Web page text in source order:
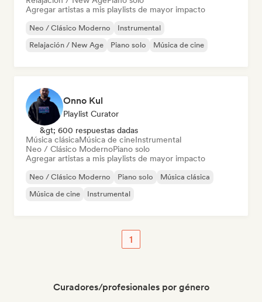
Agregar artistas a mis playlists de mayor impacto
Neo / Clásico Moderno
Instrumental
Relajación / New Age
Piano solo Música de cine
Onno Kul
Playlist Curator
&gt; 600 respuestas dadas
Música clásicaMúsica de cineInstrumental
Neo / Clásico ModernoPiano solo
Agregar artistas a mis playlists de mayor impacto
Neo / Clásico Moderno Piano solo
Música clásica
Música de cine
Instrumental
1
Curadores/profesionales por género